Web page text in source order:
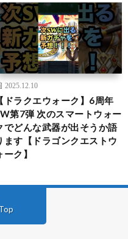
2025.12.10
【ドラクエウォーク】6周年
第7弾 次のスマートウォー
でどんな武器が出そうか語
ます【ドラゴンクエストウ
ーク】